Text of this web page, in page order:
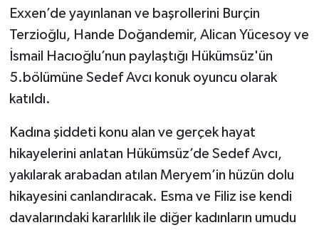
Exxen’de yayınlanan ve başrollerini Burçin
Terzioğlu, Hande Doğandemir, Alican Yücesoy ve
İsmail Hacıoğlu’nun paylaştığı Hükümsüz'ün
5.bölümüne Sedef Avcı konuk oyuncu olarak
katıldı.
Kadına şiddeti konu alan ve gerçek hayat
hikayelerini anlatan Hükümsüz’de Sedef Avcı,
yakılarak arabadan atılan Meryem’in hüzün dolu
hikayesini canlandıracak. Esma ve Filiz ise kendi
davalarındaki kararlılık ile diğer kadınların umudu